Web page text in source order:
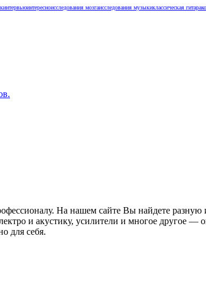
интервьюинтересноисследования мозгаисследования музыкиклассическая гитара
На нашем сайте Вы найдете
и акустику, усилители и многое другое
для себя.